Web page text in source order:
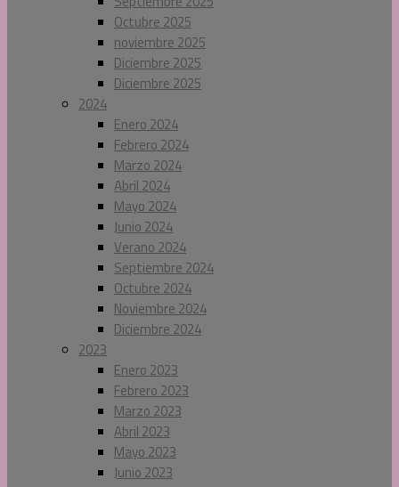
Octubre 2025
noviembre 2025
Diciembre 2025
Diciembre 2025
2024
Enero 2024
Febrero 2024
Marzo 2024
Abril 2024
Mayo 2024
Junio 2024
Verano 2024
Septiembre 2024
Octubre 2024
Noviembre 2024
Diciembre 2024
2023
Enero 2023
Febrero 2023
Marzo 2023
Abril 2023
Mayo 2023
Junio 2023